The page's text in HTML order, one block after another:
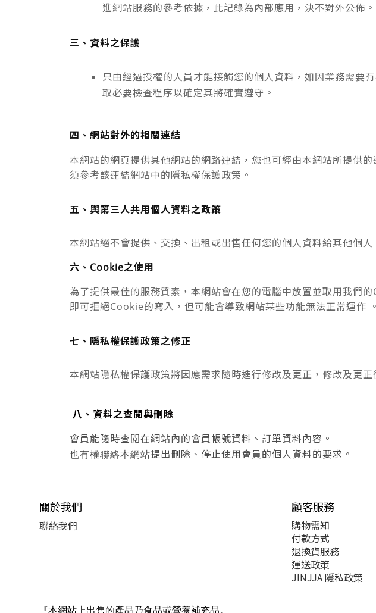
進網站服務的參考依據，此記錄為內部應用，決不對外公佈。
三、資料之保護
只由經過授權的人員才能接觸您的個人資料，如因業務需要
取必要檢查程序以確定其將確實遵守。
四、網站對外的相關連結
本網站的網頁提供其他網站的網路連結，您也可經由本網站所提供
須參考該連結網站中的隱私權保護政策。
五、與第三人共用個人資料之政策
本網站絕不會提供、交換、出租或出售任何您的個人資料給其他個
六、Cookie之使用
為了提供最佳的服務質素，本網站會在您的電腦中放置並取用我們
即可拒絕Cookie的寫入，但可能會導致網站某些功能無法正常運作 。
七、隱私權保護政策之修正
本網站隱私權保護政策將因應需求隨時進行修改及更正，修改及更正
八、資料之查閱與刪除
會員能隨時查閱在網站內的會員帳號資料、訂單資料內容。
也有權聯絡本網站提出刪除、停止使用會員的個人資料的要求。
關於我們
聯絡我們
顧客服務
購物需知
付款方式
退換貨服務
運送政策
JINJJA 隱私政策
『本網站上出售的產品乃食品或營養補充品。